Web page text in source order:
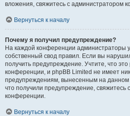
вложения, свяжитесь с администратором
Вернуться к началу
Почему я получил предупреждение?
На каждой конференции администраторы
собственный свод правил. Если вы
получить предупреждение. Учтите, что
конференции, и phpBB Limited не имеет
предупреждениям, вынесенным на данном
что получили предупреждение, свяжитесь
конференции.
Вернуться к началу